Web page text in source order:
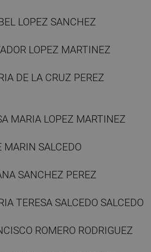
LOPEZ SANCHEZ
LOPEZ MARTINEZ
DE LA CRUZ PEREZ
MARIA LOPEZ MARTINEZ
MARIN SALCEDO
SANCHEZ PEREZ
TERESA SALCEDO SALCEDO
ROMERO RODRIGUEZ